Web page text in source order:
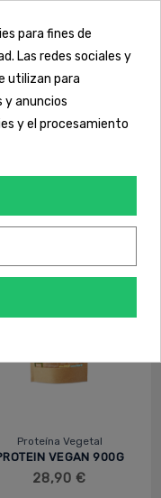
Alimentos y Snacks
PROTEIN MUFFINS (15
Proteína Vegetal
VEGAN 900G
28,90 €
para fines de
Las redes sociales y
utilizan para
y anuncios
y el procesamiento